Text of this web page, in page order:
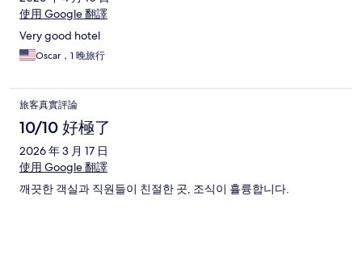
使用 Google 翻譯
Very good hotel
Oscar，1 晚旅行
旅客真實評論
10/10 好極了
2026 年 3 月 17 日
使用 Google 翻譯
깨끗한 객실과 직원들이 친절한 곳, 조식이 휼륭합니다.